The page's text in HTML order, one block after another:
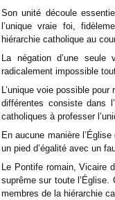
Son unité découle
l’unique vraie foi,
hiérarchie catholique au
La négation d’une
radicalement impossible
L’unique voie possible
différentes consiste dans
catholiques à professer
En aucune manière
un pied d’égalité avec un
Le Pontife romain, Vicaire
suprême sur toute l’Église.
membres de la hiérarchie